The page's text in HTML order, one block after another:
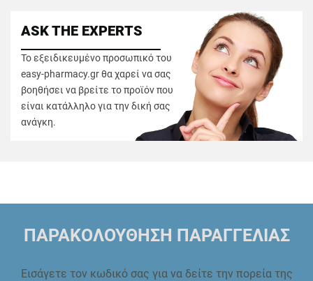
ASK THE EXPERTS
Το εξειδικευμένο προσωπικό του
easy-pharmacy.gr θα χαρεί να σας
βοηθήσει να βρείτε το προϊόν που
είναι κατάλληλο για την δική σας
ανάγκη.
ΠΑΡΑΚΟΛΟΥΘΗΣΗ ΠΑΡΑΓΓΕΛΙΑΣ
Εισάγετε τον κωδικό σας για να δείτε την πορεία της